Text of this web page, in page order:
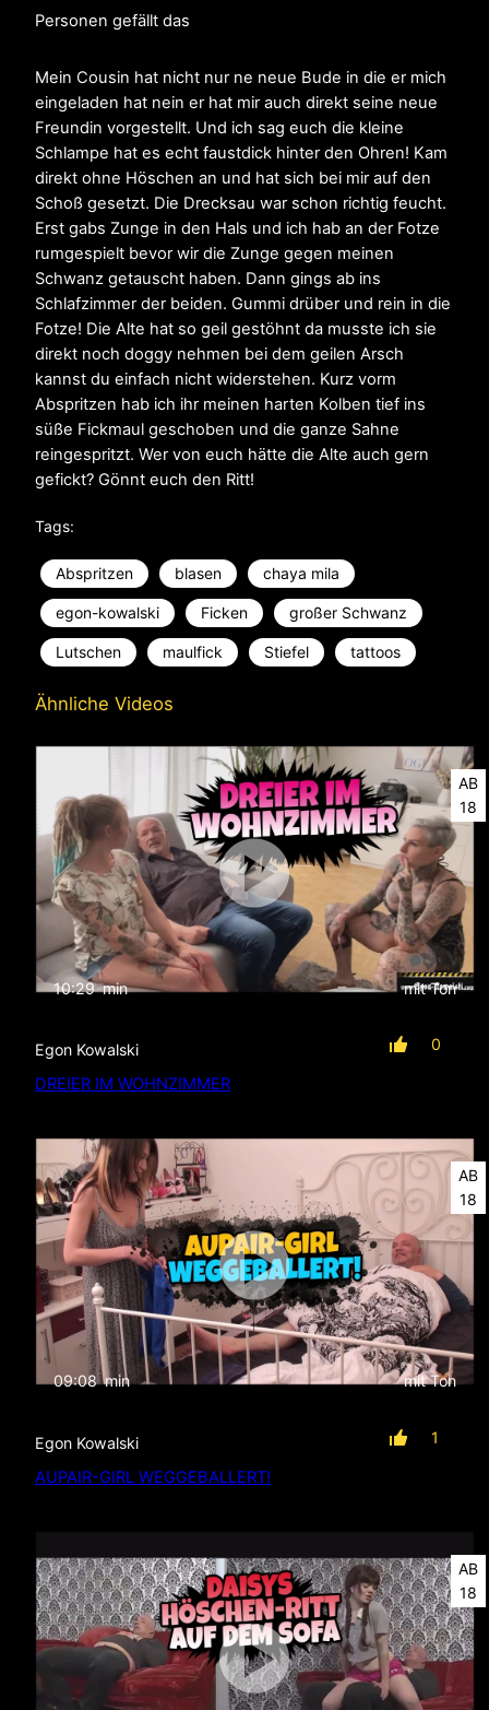
Personen gefällt das
Mein Cousin hat nicht nur ne neue Bude in die er mich
eingeladen hat nein er hat mir auch direkt seine neue
Freundin vorgestellt. Und ich sag euch die kleine
Schlampe hat es echt faustdick hinter den Ohren! Kam
direkt ohne Höschen an und hat sich bei mir auf den
Schoß gesetzt. Die Drecksau war schon richtig feucht.
Erst gabs Zunge in den Hals und ich hab an der Fotze
rumgespielt bevor wir die Zunge gegen meinen
Schwanz getauscht haben. Dann gings ab ins
Schlafzimmer der beiden. Gummi drüber und rein in die
Fotze! Die Alte hat so geil gestöhnt da musste ich sie
direkt noch doggy nehmen bei dem geilen Arsch
kannst du einfach nicht widerstehen. Kurz vorm
Abspritzen hab ich ihr meinen harten Kolben tief ins
süße Fickmaul geschoben und die ganze Sahne
reingespritzt. Wer von euch hätte die Alte auch gern
gefickt? Gönnt euch den Ritt!
Tags:
Abspritzen blasen chaya mila
egon-kowalski Ficken großer Schwanz
Lutschen maulfick Stiefel tattoos
Ähnliche Videos
AB
18
10:29 min mit Ton
Egon Kowalski 0
DREIER IM WOHNZIMMER
AB
18
09:08 min mit Ton
Egon Kowalski 1
AUPAIR-GIRL WEGGEBALLERT!
AB
18